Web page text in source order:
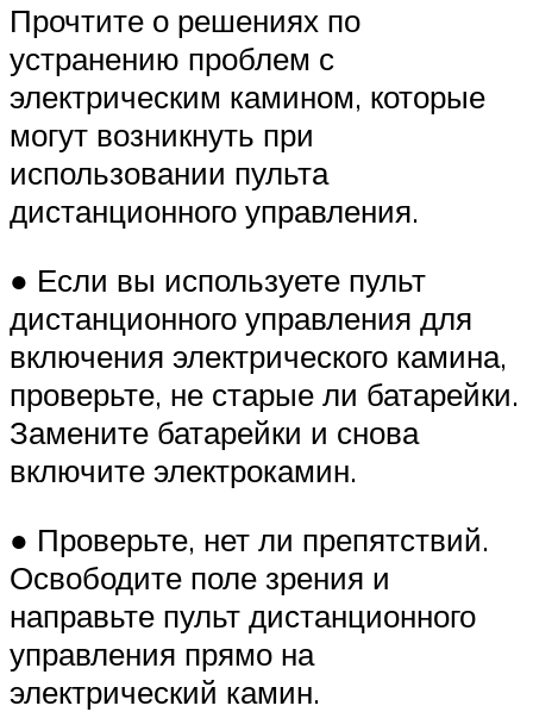
Прочтите о решениях по
устранению проблем с
электрическим камином, которые
могут возникнуть при
использовании пульта
дистанционного управления.
● Если вы используете пульт
дистанционного управления для
включения электрического камина,
проверьте, не старые ли батарейки.
Замените батарейки и снова
включите электрокамин.
● Проверьте, нет ли препятствий.
Освободите поле зрения и
направьте пульт дистанционного
управления прямо на
электрический камин.